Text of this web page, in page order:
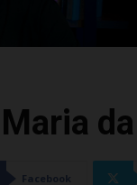
Facebook